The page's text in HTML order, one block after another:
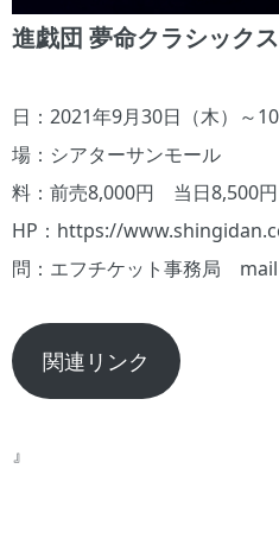
進戯団 夢命クラシック
日：2021年9月30日（木）～10
場：シアターサンモール
料：前売8,000円 当日8,500円
HP：https://
問：エフチケット事務局
関連リンク
』